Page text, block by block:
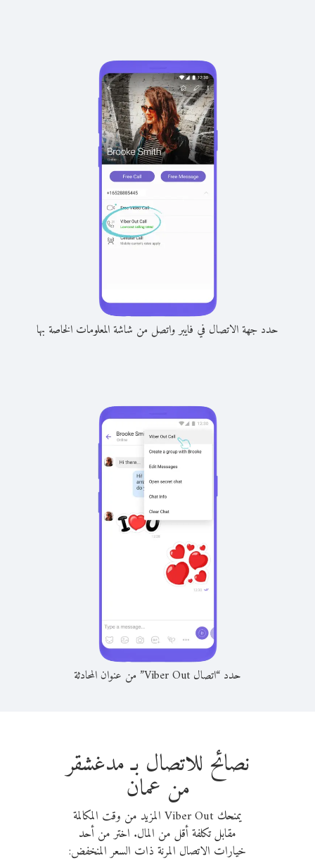
حدد جهة الاتصال في فايبر واتصل من شاشة المعلومات الخاصة بها
حدد “اتصال Viber Out” من عنوان المحادثة
نصائح للاتصال بـ مدغشقر
من عمان
يمنحك Viber Out المزيد من وقت المكالمة
مقابل تكلفة أقل من المال. اختر من أحد
خيارات الاتصال المرنة ذات السعر المنخفض: